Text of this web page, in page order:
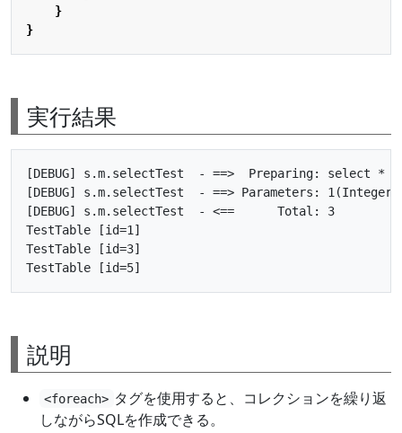
}
}
実行結果
[DEBUG] s.m.selectTest  - ==>  Preparing:
[DEBUG] s.m.selectTest  - ==> Parameters:
[DEBUG] s.m.selectTest  - <==      Total: 3
TestTable [id=1]
TestTable [id=3]
説明
<foreach> タグを使用すると、コレクションを繰り返
しながらSQLを作成できる。